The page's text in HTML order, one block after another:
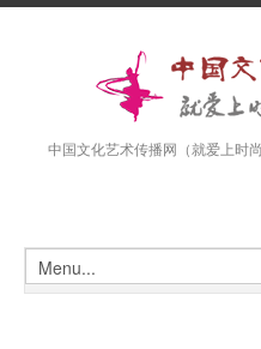
中国文化艺术传播网（就爱上